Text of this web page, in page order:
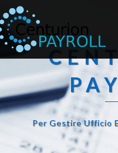
Per Gestire Ufficio